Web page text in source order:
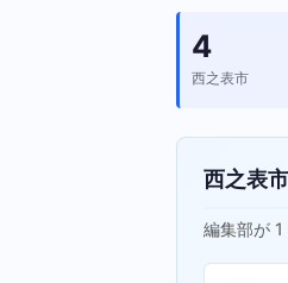
4
西之表市
西之表
編集部が 1